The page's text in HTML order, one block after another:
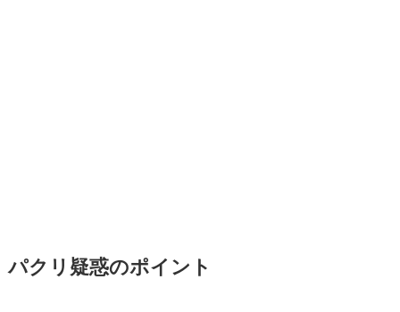
パクリ疑惑のポイント